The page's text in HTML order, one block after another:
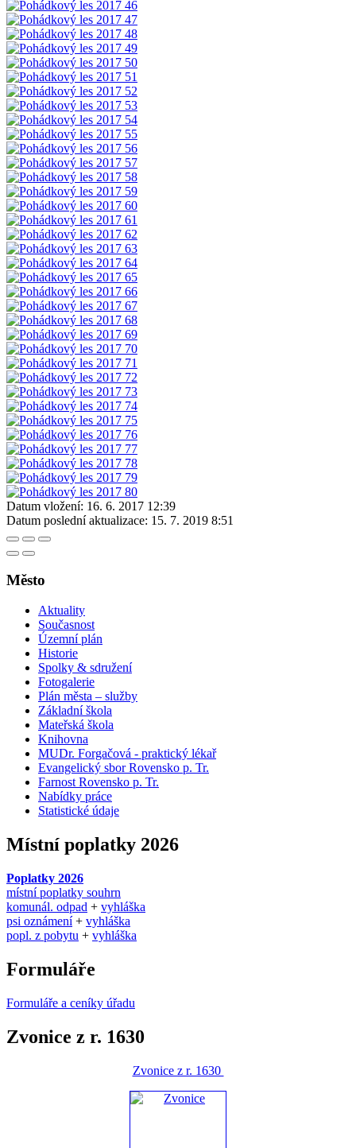
Datum vložení: 16. 6. 2017 12:39
Datum poslední aktualizace: 15. 7. 2019 8:51
Město
Aktuality
Současnost
Územní plán
Historie
Spolky & sdružení
Fotogalerie
Plán města – služby
Základní škola
Mateřská škola
Knihovna
MUDr. Forgačová - praktický lékař
Evangelický sbor Rovensko p. Tr.
Farnost Rovensko p. Tr.
Nabídky práce
Statistické údaje
Místní poplatky 2026
Poplatky 2026
místní poplatky souhrn
komunál. odpad + vyhláška
psi oznámení + vyhláška
popl. z pobytu + vyhláška
Formuláře
Formuláře a ceníky úřadu
Zvonice z r. 1630
Zvonice z r. 1630